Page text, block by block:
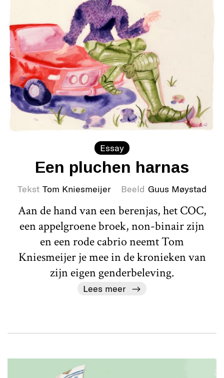
Essay
Een pluchen harnas
Tekst Tom Kniesmeijer Beeld Guus Møystad
Aan de hand van een berenjas, het COC,
een appelgroene broek, non-binair zijn
en een rode cabrio neemt Tom
Kniesmeijer je mee in de kronieken van
zijn eigen genderbeleving.
Lees meer